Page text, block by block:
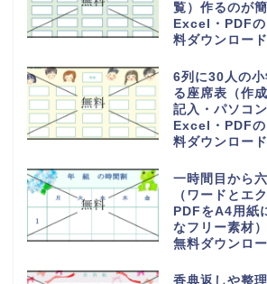
16チームで使
作成方法が簡
ーナメント表
Word・Excel
28人乗りの中
しゃれでかわ
り旅行や観光
ス・Word・